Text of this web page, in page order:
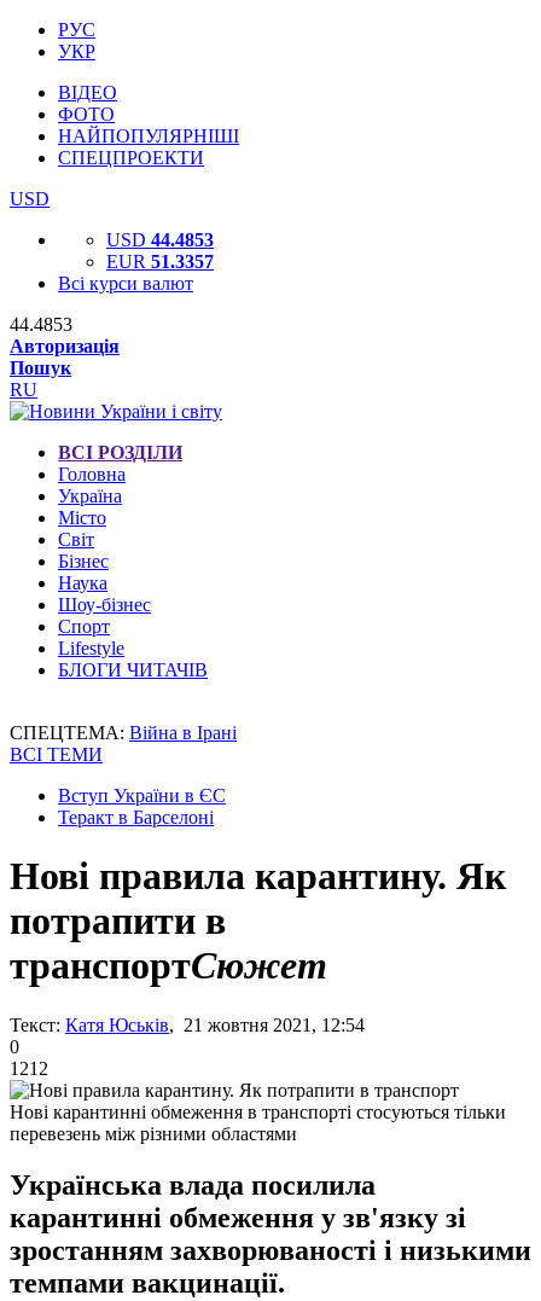
РУС
УКР
ВІДЕО
ФОТО
НАЙПОПУЛЯРНІШІ
СПЕЦПРОЕКТИ
USD
USD 44.4853
EUR 51.3357
Всі курси валют
44.4853
Авторизація
Пошук
RU
ВСІ РОЗДІЛИ
Головна
Україна
Місто
Світ
Бізнес
Наука
Шоу-бізнес
Спорт
Lifestyle
БЛОГИ ЧИТАЧІВ
СПЕЦТЕМА: Війна в Ірані
ВСІ ТЕМИ
Вступ України в ЄС
Теракт в Барселоні
Нові правила карантину. Як
потрапити в
транспортСюжет
Текст: Катя Юськів, 21 жовтня 2021, 12:54
0
1212
Нові карантинні обмеження в транспорті стосуються тільки
перевезень між різними областями
Українська влада посилила
карантинні обмеження у зв'язку зі
зростанням захворюваності і низькими
темпами вакцинації.